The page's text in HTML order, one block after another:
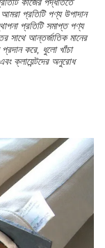
আমরা প্রতিটি পণ্য উপাদান
প্রতিটি সমাপ্ত পণ্য
সাথে আন্তর্জাতিক মানের
করে, ধুলো খাঁচা
ক্লায়েন্টদের অনুরোধ